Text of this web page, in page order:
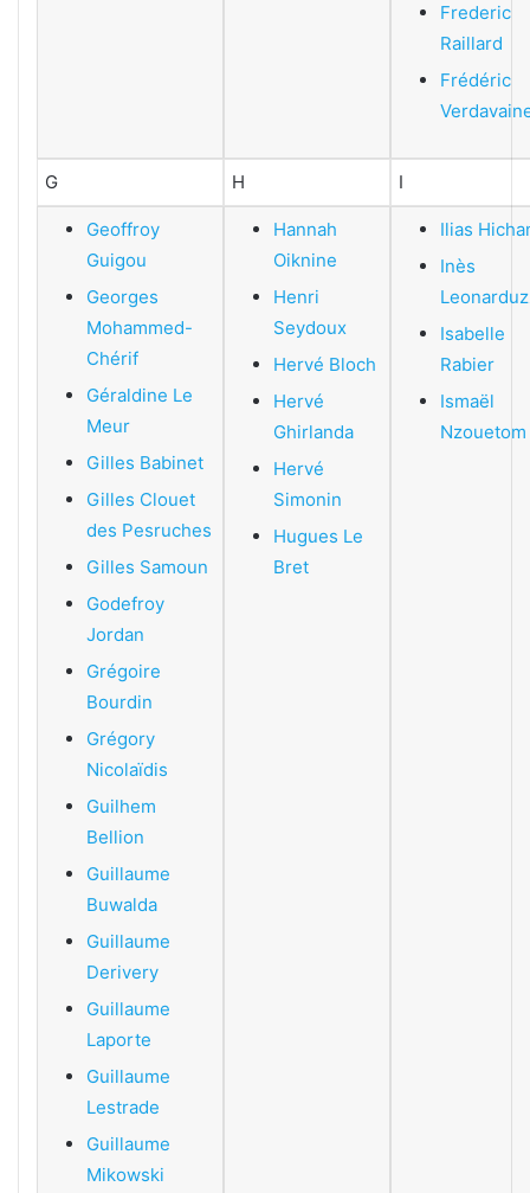
Frederic
Raillard
Frédéric
G H I
Geoffroy
Guigou
Georges
Mohammed-
Chérif
Géraldine Le
Meur
Gilles Babinet
Gilles Clouet
des Pesruches
Gilles Samoun
Godefroy
Jordan
Grégoire
Bourdin
Grégory
Nicolaïdis
Guilhem
Bellion
Guillaume
Buwalda
Guillaume
Derivery
Guillaume
Laporte
Guillaume
Lestrade
Guillaume
Mikowski
Hannah
Oiknine
Henri
Seydoux
Hervé Bloch
Hervé
Ghirlanda
Hervé
Simonin
Hugues Le
Bret
Ilias
Inès
Isabelle
Rabier
Ismaël
Nzouetom